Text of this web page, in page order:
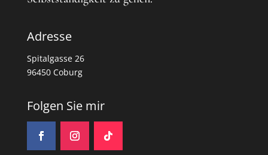
Adresse
Spitalgasse 26
96450 Coburg
Folgen Sie mir